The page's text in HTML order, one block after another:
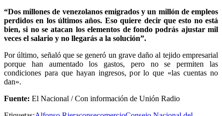
“Dos millones de venezolanos emigrados y un millón de empleos
perdidos en los últimos años. Eso quiere decir que esto no está
bien, si no se atacan los elementos de fondo podrás ajustar mil
veces el salario y no llegarás a la solución”.
Por último, señaló que se generó un grave daño al tejido empresarial
porque han aumentado los gastos, pero no se permiten las
condiciones para que hayan ingresos, por lo que «las cuentas no
dan».
Fuente: El Nacional / Con información de Unión Radio